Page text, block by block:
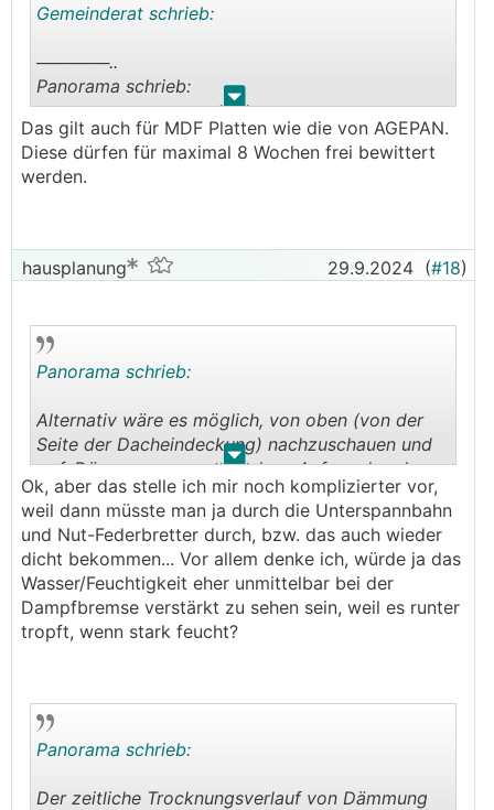
. .
Gemeinderat schrieb:
──────..
Panorama schrieb:
Die Unterspannbahn fungiert zum einen als
Unterdach um zu verhindern, dass eindringende
Feuchtigkeit (z.B. Schnee bei starkem Sturm) die
eines Notdaches. Werden Teile der
Dacheindeckung bei einem Unwetter abgetragen,
einzudecken.
Würde man die Unterspannbahn ohne
würde insbesondere die UV-Strahlung auf Dauer
zur Auflösung der Bahn führen.
───────────────
Gilt das nur für die allseits bekannte
Unterspannbahn (Folie) oder auch für als
Notdach (Unterspannbahn) ausgeführte AGEPAN
Lösungen (Nut-Feder)?
Das gilt auch für MDF Platten wie die von AGEPAN.
Diese dürfen für maximal 8 Wochen frei bewittert
werden.
hausplanung 29.9.2024 (#18)
. .
Panorama schrieb:
Alternativ wäre es möglich, von oben (von der
Seite der Dacheindeckung) nachzuschauen und
ggf. Dämmung auszutauschen. Aufwand und
Kosten muss man abwegen.
Ok, aber das stelle ich mir noch komplizierter vor,
weil dann müsste man ja durch die Unterspannbahn
und Nut-Federbretter durch, bzw. das auch wieder
dicht bekommen... Vor allem denke ich, würde ja das
Wasser/Feuchtigkeit eher unmittelbar bei der
Dampfbremse verstärkt zu sehen sein, weil es runter
tropft, wenn stark feucht?
Panorama schrieb:
Der zeitliche Trocknungsverlauf von Dämmung